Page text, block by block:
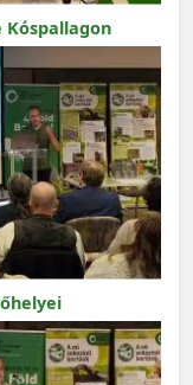
Kóspallagon